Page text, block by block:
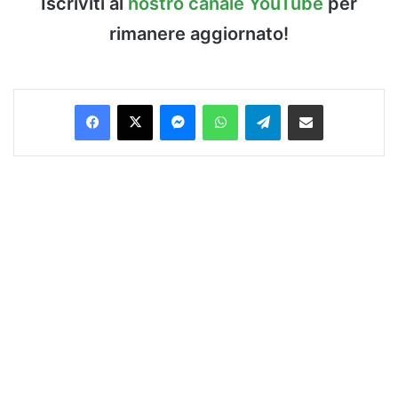
rimanere aggiornato!
Facebook
X MessengerWhatsAppTelegramCondividi via Email